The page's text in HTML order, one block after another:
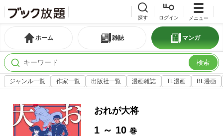
探す ログイン メニュー
ホーム 雑誌 マンガ
検索
ジャンル一覧 作家一覧 出版社一覧 漫画雑誌 TL漫画 BL漫画
おれが大将
1 ～ 10巻